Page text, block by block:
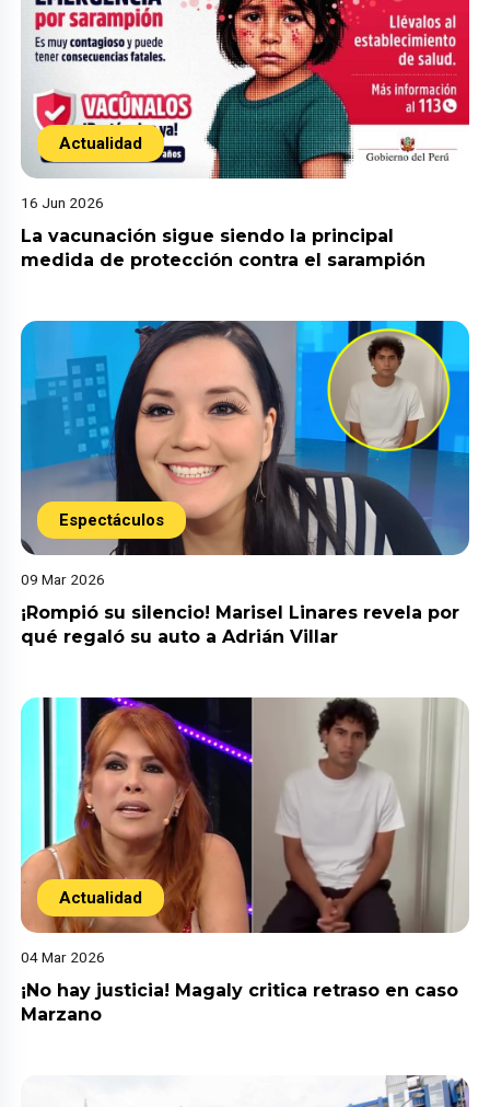
Actualidad
16 Jun 2026
La vacunación sigue siendo la principal
medida de protección contra el sarampión
Espectáculos
09 Mar 2026
¡Rompió su silencio! Marisel Linares revela por
qué regaló su auto a Adrián Villar
Actualidad
04 Mar 2026
¡No hay justicia! Magaly critica retraso en caso
Marzano